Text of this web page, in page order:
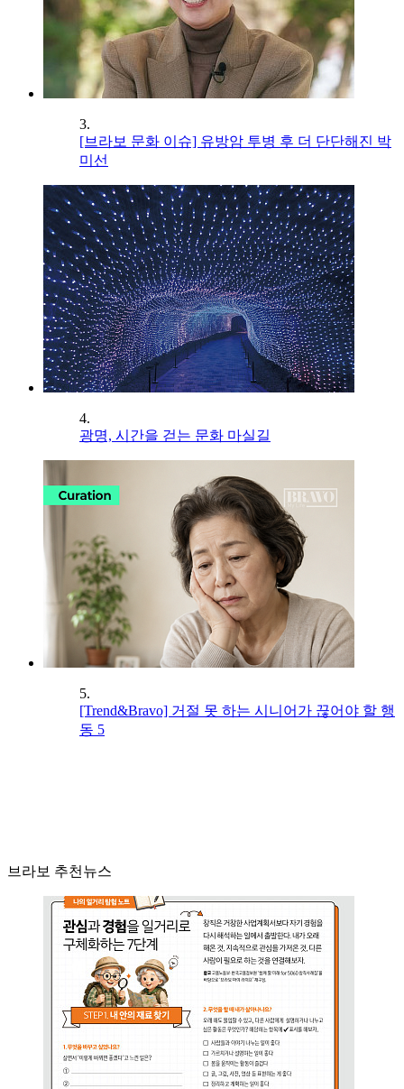
3.
[브라보 문화 이슈] 유방암 투병 후 더 단단해진 박
미선
4.
광명, 시간을 걷는 문화 마실길
5.
[Trend&Bravo] 거절 못 하는 시니어가 끊어야 할 행
동 5
브라보 추천뉴스